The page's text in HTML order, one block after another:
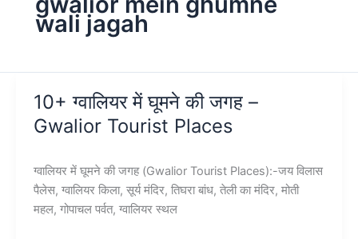
wali jagah
10+ ग्वालियर में घूमने की जगह –
Gwalior Tourist Places
ग्वालियर में घूमने की जगह (Gwalior Tourist Places):-जय विलास
पैलेस, ग्वालियर किला, सूर्य मंदिर, तिघरा बांध, तेली का मंदिर, मोती
महल, गोपाचल पर्वत, ग्वालियर स्थल